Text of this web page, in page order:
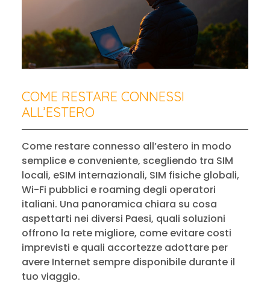
COME RESTARE CONNESSI
ALL’ESTERO
Come restare connesso all’estero in modo
semplice e conveniente, scegliendo tra SIM
locali, eSIM internazionali, SIM fisiche globali,
Wi-Fi pubblici e roaming degli operatori
italiani. Una panoramica chiara su cosa
aspettarti nei diversi Paesi, quali soluzioni
offrono la rete migliore, come evitare costi
imprevisti e quali accortezze adottare per
avere Internet sempre disponibile durante il
tuo viaggio.